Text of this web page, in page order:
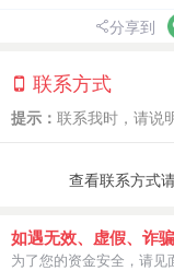
分享到
联系方式
提示： 联系我时，请说
查看联系方式
如遇无效、虚假、诈
为了您的资金安全，请